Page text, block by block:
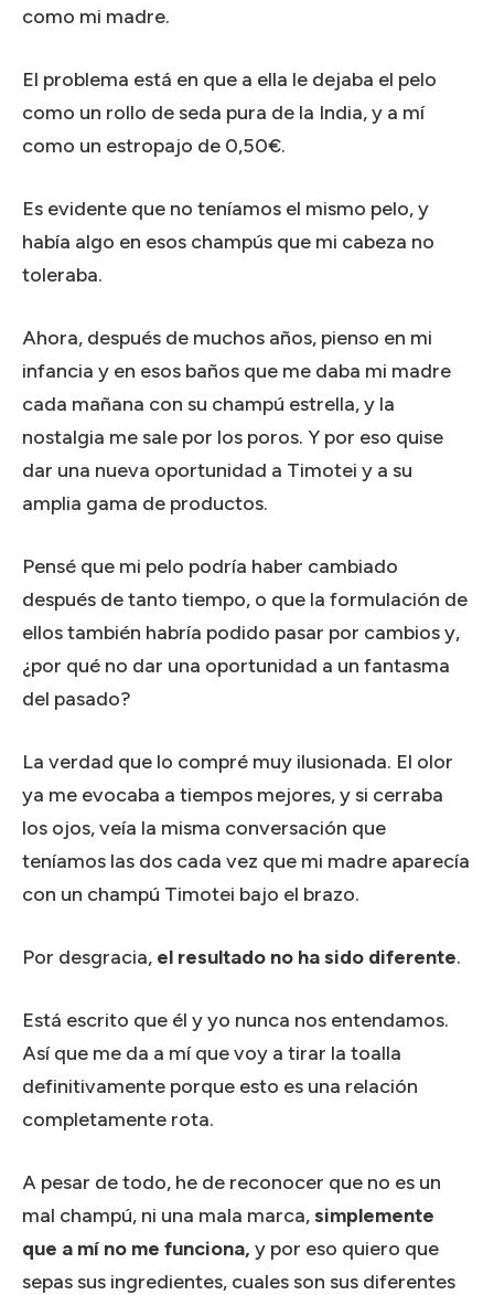
como mi madre.
El problema está en que a ella le dejaba el pelo
como un rollo de seda pura de la India, y a mí
como un estropajo de 0,50€.
Es evidente que no teníamos el mismo pelo, y
había algo en esos champús que mi cabeza no
toleraba.
Ahora, después de muchos años, pienso en mi
infancia y en esos baños que me daba mi madre
cada mañana con su champú estrella, y la
nostalgia me sale por los poros. Y por eso quise
dar una nueva oportunidad a Timotei y a su
amplia gama de productos.
Pensé que mi pelo podría haber cambiado
después de tanto tiempo, o que la formulación de
ellos también habría podido pasar por cambios y,
¿por qué no dar una oportunidad a un fantasma
del pasado?
La verdad que lo compré muy ilusionada. El olor
ya me evocaba a tiempos mejores, y si cerraba
los ojos, veía la misma conversación que
teníamos las dos cada vez que mi madre aparecía
con un champú Timotei bajo el brazo.
Por desgracia, el resultado no ha sido diferente.
Está escrito que él y yo nunca nos entendamos.
Así que me da a mí que voy a tirar la toalla
definitivamente porque esto es una relación
completamente rota.
A pesar de todo, he de reconocer que no es un
mal champú, ni una mala marca,simplemente
que a mí no me funciona, y por eso quiero que
sepas sus ingredientes, cuales son sus diferentes